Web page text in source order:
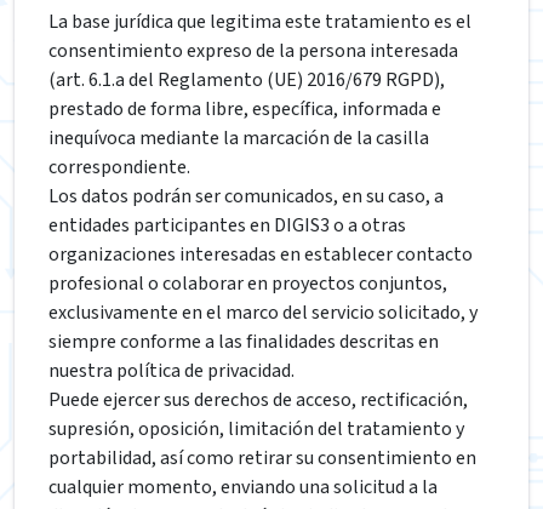
La base jurídica que legitima este tratamiento es el
consentimiento expreso de la persona interesada
(art. 6.1.a del Reglamento (UE) 2016/679 RGPD),
prestado de forma libre, específica, informada e
inequívoca mediante la marcación de la casilla
correspondiente.
Los datos podrán ser comunicados, en su caso, a
entidades participantes en DIGIS3 o a otras
organizaciones interesadas en establecer contacto
profesional o colaborar en proyectos conjuntos,
exclusivamente en el marco del servicio solicitado, y
siempre conforme a las finalidades descritas en
nuestra política de privacidad.
Puede ejercer sus derechos de acceso, rectificación,
supresión, oposición, limitación del tratamiento y
portabilidad, así como retirar su consentimiento en
cualquier momento, enviando una solicitud a la